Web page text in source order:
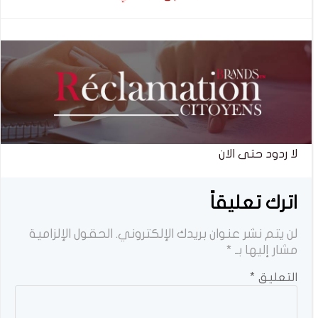
لا ردود حتى الان
اترك تعليقاً
لن يتم نشر عنوان بريدك الإلكتروني. الحقول الإلزامية
مشار إليها بـ *
التعليق *